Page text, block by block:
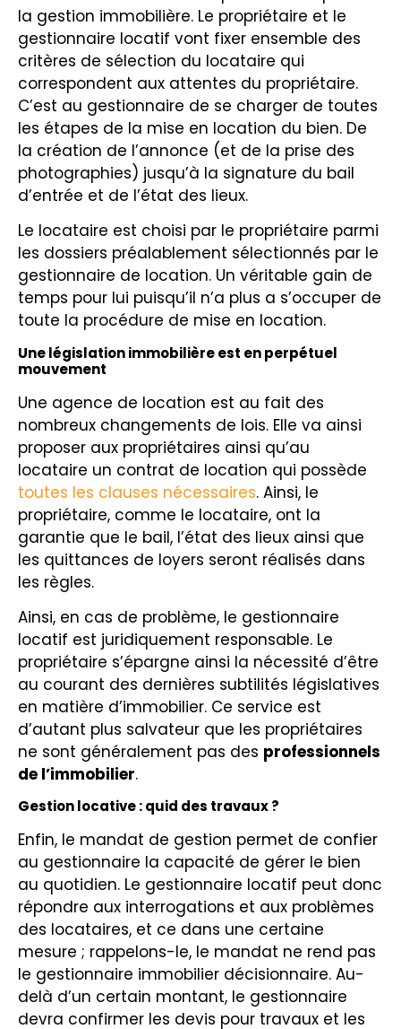
la gestion immobilière. Le propriétaire et le
gestionnaire locatif vont fixer ensemble des
critères de sélection du locataire qui
correspondent aux attentes du propriétaire.
C’est au gestionnaire de se charger de toutes
les étapes de la mise en location du bien. De
la création de l’annonce (et de la prise des
photographies) jusqu’à la signature du bail
d’entrée et de l’état des lieux.
Le locataire est choisi par le propriétaire parmi
les dossiers préalablement sélectionnés par le
gestionnaire de location. Un véritable gain de
temps pour lui puisqu’il n’a plus a s’occuper de
toute la procédure de mise en location.
Une législation immobilière est en perpétuel
mouvement
Une agence de location est au fait des
nombreux changements de lois. Elle va ainsi
proposer aux propriétaires ainsi qu’au
locataire un contrat de location qui possède
toutes les clauses nécessaires. Ainsi, le
propriétaire, comme le locataire, ont la
garantie que le bail, l’état des lieux ainsi que
les quittances de loyers seront réalisés dans
les règles.
Ainsi, en cas de problème, le gestionnaire
locatif est juridiquement responsable. Le
propriétaire s’épargne ainsi la nécessité d’être
au courant des dernières subtilités législatives
en matière d’immobilier. Ce service est
d’autant plus salvateur que les propriétaires
ne sont généralement pas des professionnels
de l’immobilier.
Gestion locative : quid des travaux ?
Enfin, le mandat de gestion permet de confier
au gestionnaire la capacité de gérer le bien
au quotidien. Le gestionnaire locatif peut donc
répondre aux interrogations et aux problèmes
des locataires, et ce dans une certaine
mesure ; rappelons-le, le mandat ne rend pas
le gestionnaire immobilier décisionnaire. Au-
delà d’un certain montant, le gestionnaire
devra confirmer les devis pour travaux et les